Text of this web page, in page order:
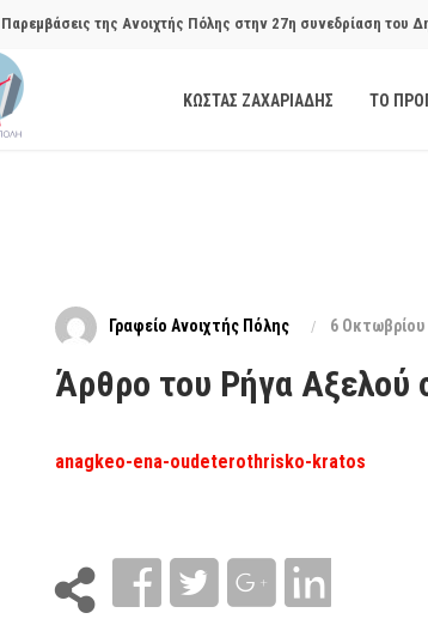
Παρεμβάσεις της Ανοιχτής Πόλης στην 27η συνεδρίαση του
Συμβουλίου του Δήμου…
Παρεμβάσεις της Ανοιχτής Πόλης στην 29η συνεδρίαση του
Θεσμική θωράκιση των εγκύων αιρετών μετά από την
Να αποκατασταθεί με εγγυήσεις, διαφάνεια και δημοσιότητα
ασφάλειας στην Κυψέλη
ΚΩΣΤΑΣ ΖΑΧΑΡΙΑΔΗΣ ΤΟ
Γραφείο Ανοιχτής Πόλης 6 Οκτωβρίου
Άρθρο του Ρήγα Αξελού
anagkeo-ena-oudeterothrisko-kratos